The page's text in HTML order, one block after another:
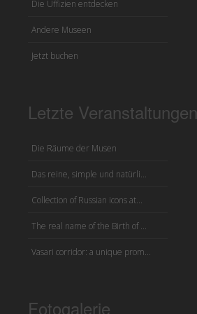
Die Uffizien entdecken
Andere Museen
Jetzt buchen
Letzte Veranstaltungen
Die Räume der Musen
Das reine, simple und natürli...
Collection of Russian icons at...
The real name of the Birth of ...
Vasari corridor: a unique prom...
Fotogalerie